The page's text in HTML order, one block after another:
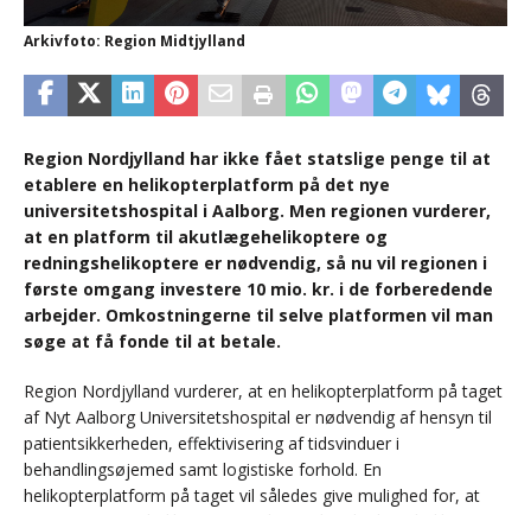
Arkivfoto: Region Midtjylland
Region Nordjylland har ikke fået statslige penge til at
etablere en helikopterplatform på det nye
universitetshospital i Aalborg. Men regionen vurderer,
at en platform til akutlægehelikoptere og
redningshelikoptere er nødvendig, så nu vil regionen i
første omgang investere 10 mio. kr. i de forberedende
arbejder. Omkostningerne til selve platformen vil man
søge at få fonde til at betale.
Region Nordjylland vurderer, at en helikopterplatform på taget
af Nyt Aalborg Universitetshospital er nødvendig af hensyn til
patientsikkerheden, effektivisering af tidsvinduer i
behandlingsøjemed samt logistiske forhold. En
helikopterplatform på taget vil således give mulighed for, at